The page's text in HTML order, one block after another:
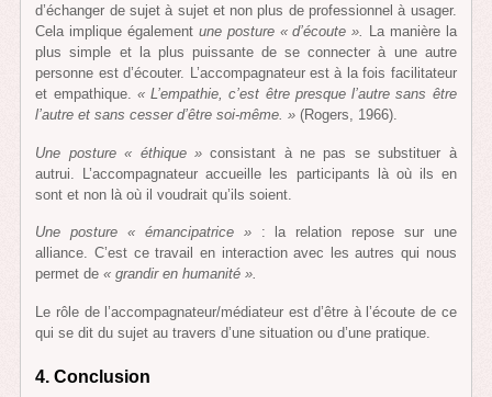
d’échanger de sujet à sujet et non plus de professionnel à usager.
Cela implique également une posture « d’écoute ».
La manière la
plus simple et la plus puissante de se connecter à une autre
personne est d’écouter. L’accompagnateur est à la fois facilitateur
et empathique. « L’empathie, c’est être presque l’autre sans être
l’autre et sans cesser d’être soi-même. » (Rogers, 1966).
Une posture « éthique »consistant à ne pas se substituer à
autrui. L’accompagnateur accueille les participants là où ils en
sont et non là où il voudrait qu’ils soient.
Une posture « émancipatrice » : la relation repose sur une
alliance. C’est ce travail en interaction avec les autres qui nous
permet de« grandir en humanité ».
Le rôle de l’accompagnateur/médiateur est d’être à l’écoute de ce
qui se dit du sujet au travers d’une situation ou d’une pratique.
4. Conclusion